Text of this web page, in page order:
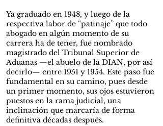
Ya graduado en 1948, y luego de la
respectiva labor de “patinaje” que todo
abogado en algún momento de su
carrera ha de tener, fue nombrado
magistrado del Tribunal Superior de
Aduanas —el abuelo de la DIAN, por así
decirlo— entre 1951 y 1954. Este paso fue
fundamental en su camino, pues desde
un primer momento, sus ojos estuvieron
puestos en la rama judicial, una
inclinación que marcaría de forma
definitiva décadas después.